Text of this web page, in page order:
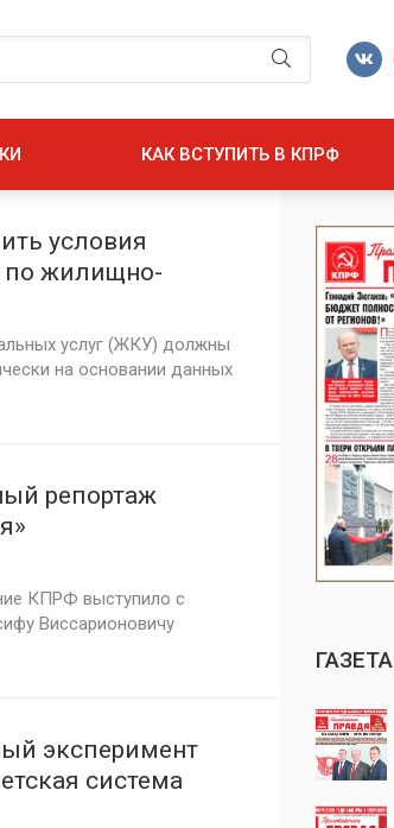
КАК ВСТУПИТЬ В КПРФ
условия
по жилищно-
услуг (ЖКУ) должны
на основании данных
репортаж
КПРФ выступило с
Виссарионовичу
эксперимент
система
ГАЗЕТА